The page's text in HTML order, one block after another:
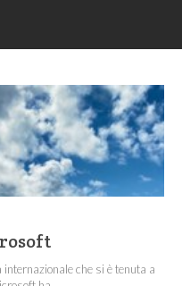
che si è tenuta a